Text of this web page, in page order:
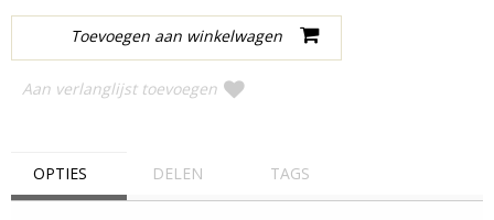
Aan verlanglijst toevoegen
OPTIES DELEN TAGS